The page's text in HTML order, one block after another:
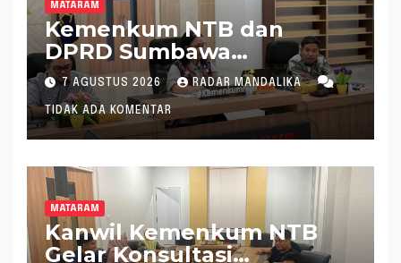
MATARAM
Kemenkum NTB dan
DPRD Sumbawa
Mantapkan Rencana
Pembentukan 8 Raperda
Inisiatif
7 AGUSTUS 2026 RADAR MANDALIKA
TIDAK ADA KOMENTAR
MATARAM
Kanwil Kemenkum NTB
Gelar Konsultasi